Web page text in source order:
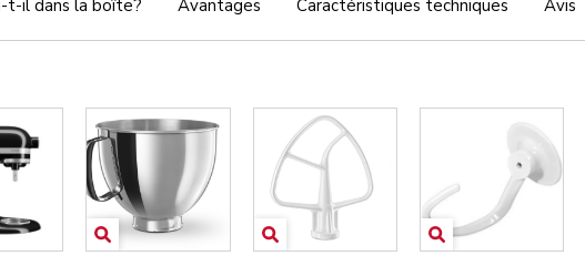
t-il dans la boîte? Avantages Caractéristiques techniques Avis